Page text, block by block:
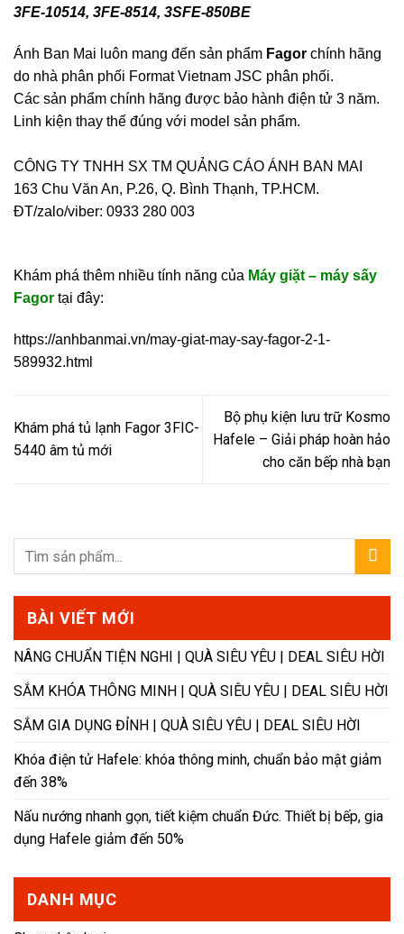
3FE-10514, 3FE-8514, 3SFE-850BE
Ánh Ban Mai luôn mang đến sản phẩm Fagor chính hãng
do nhà phân phối Format Vietnam JSC phân phối.
Các sản phẩm chính hãng được bảo hành điện tử 3 năm.
Linh kiện thay thế đúng với model sản phẩm.
CÔNG TY TNHH SX TM QUẢNG CÁO ÁNH BAN MAI
163 Chu Văn An, P.26, Q. Bình Thạnh, TP.HCM.
ĐT/zalo/viber: 0933 280 003
Khám phá thêm nhiều tính năng của Máy giặt – máy sấy
Fagor tại đây:
https://anhbanmai.vn/may-giat-may-say-fagor-2-1-
589932.html
Khám phá tủ lạnh Fagor 3FIC-
5440 âm tủ mới
Bộ phụ kiện lưu trữ Kosmo
Hafele – Giải pháp hoàn hảo
cho căn bếp nhà bạn
BÀI VIẾT MỚI
NÂNG CHUẨN TIỆN NGHI |​ QUÀ SIÊU YÊU | DEAL SIÊU HỜI ​
SẮM KHÓA THÔNG MINH​ | QUÀ SIÊU YÊU | DEAL SIÊU HỜI
SẮM GIA DỤNG ĐỈNH | QUÀ SIÊU YÊU | DEAL SIÊU HỜI
Khóa điện tử Hafele: khóa thông minh, chuẩn bảo mật giảm
đến 38%
Nấu nướng nhanh gọn, tiết kiệm chuẩn Đức. Thiết bị bếp, gia
dụng Hafele giảm đến 50%
DANH MỤC